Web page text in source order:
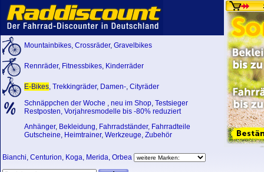
Mountainbikes, Crossräder, Gravelbikes
Rennräder, Fitnessbikes, Kinderräder
E-Bikes, Trekkingräder, Damen-, Cityräder
Schnäppchen der Woche , neu im Shop, Testsieger
Restposten, Vorjahresmodelle bis -80% reduziert
Anhänger, Bekleidung, Fahrradständer, Fahrradteile
Gutscheine, Heimtrainer, Werkzeuge, Zubehör
Bianchi, Centurion, Koga, Merida, Orbea